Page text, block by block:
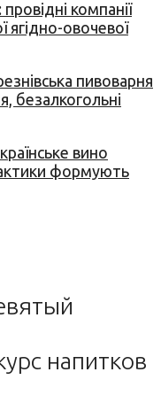
компанії
ягідно-овочевої
пивоварня
безалкогольні
вино
формують
напитков